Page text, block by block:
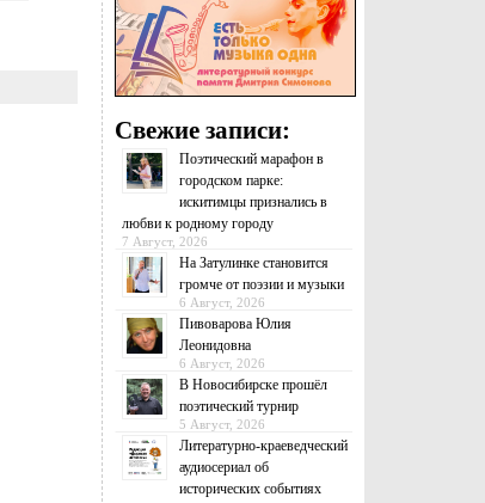
Свежие записи:
Поэтический марафон в
городском парке:
искитимцы признались в
любви к родному городу
7 Август, 2026
На Затулинке становится
громче от поэзии и музыки
6 Август, 2026
Пивоварова Юлия
Леонидовна
6 Август, 2026
В Новосибирске прошёл
поэтический турнир
5 Август, 2026
Литературно-краеведческий
аудиосериал об
исторических событиях